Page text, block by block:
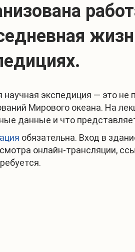
научная экспедиция — это не
Мирового океана. На
данные и что
обязательна. Вход в
онлайн-трансляции,